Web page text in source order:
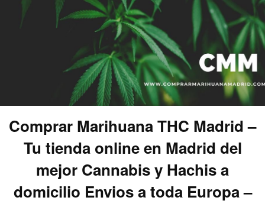
Comprar Marihuana THC Madrid –
Tu tienda online en Madrid del
mejor Cannabis y Hachis a
domicilio Envios a toda Europa –